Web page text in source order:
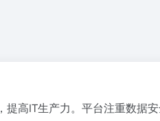
高IT生产力。平台注重数据